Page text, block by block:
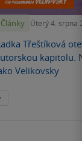
Články Úterý 4. srpna
Třeštíková
kapitolu.
Velikovsky